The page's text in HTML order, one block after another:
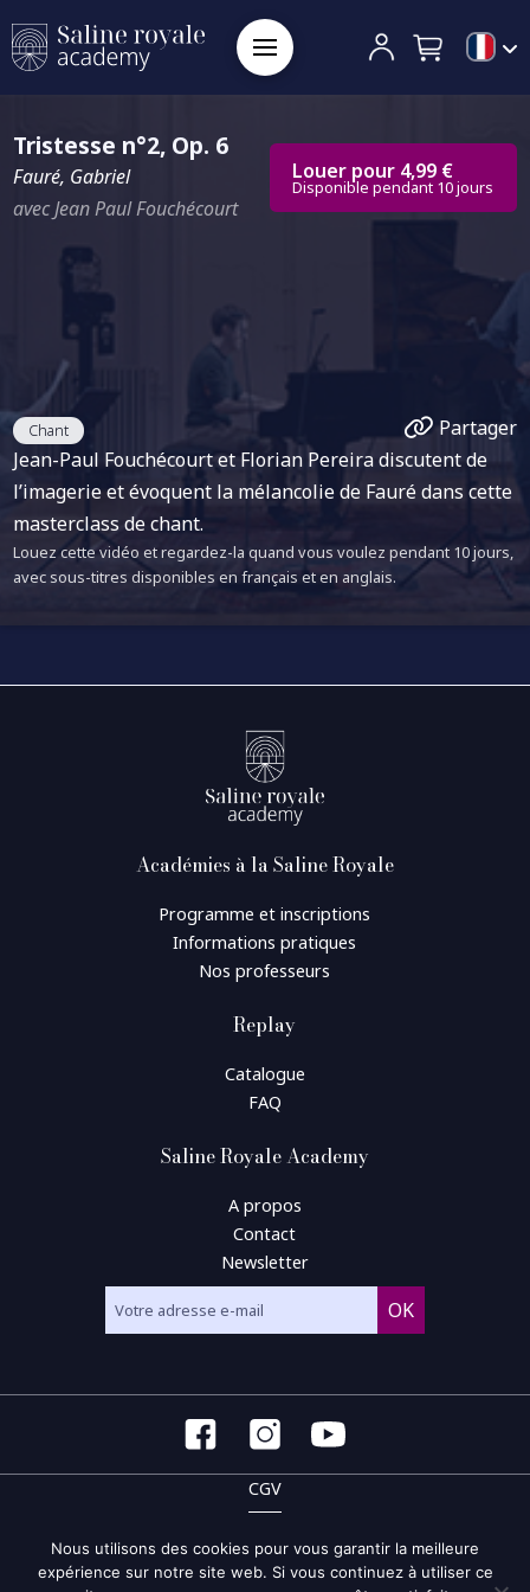
Tristesse n°2, Op. 6
Fauré, Gabriel
avec Jean Paul Fouchécourt
Louer pour 4,99 €
Disponible pendant 10 jours
Chant
Partager
Jean-Paul Fouchécourt et Florian Pereira discutent de
l’imagerie et évoquent la mélancolie de Fauré dans cette
masterclass de chant.
Louez cette vidéo et regardez-la quand vous voulez pendant 10 jours,
avec sous-titres disponibles en français et en anglais.
Académies à la Saline Royale
Programme et inscriptions
Informations pratiques
Nos professeurs
Replay
Catalogue
FAQ
Saline Royale Academy
A propos
Contact
Newsletter
CGV
Politique de confidentialité et de gestion des cookies
Nous utilisons des cookies pour vous garantir la meilleure
expérience sur notre site web. Si vous continuez à utiliser ce